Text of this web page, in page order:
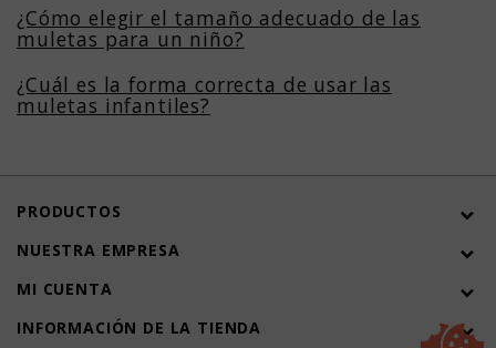
¿Cómo elegir el tamaño adecuado de las
muletas para un niño?
¿Cuál es la forma correcta de usar las
muletas infantiles?
PRODUCTOS
NUESTRA EMPRESA
MI CUENTA
INFORMACIÓN DE LA TIENDA